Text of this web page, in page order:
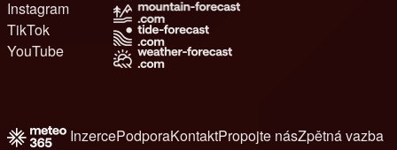
Instagram
TikTok
YouTube
InzercePodporaKontaktPropojte násZpětná vazba